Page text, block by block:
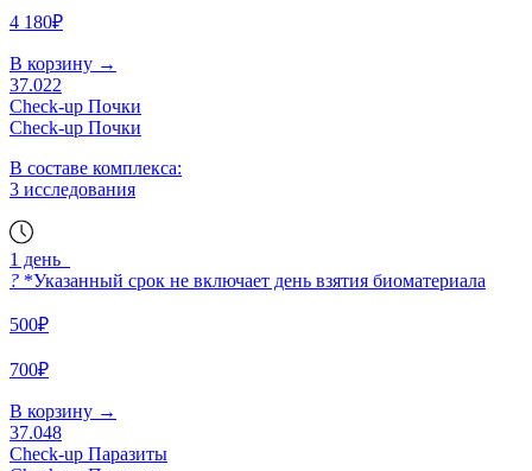
4 180₽
В корзину →
37.022
Check-up Почки
Check-up Почки
В составе комплекса:
3 исследования
1 день
? *Указанный срок не включает день взятия биоматериала
500₽
700₽
В корзину →
37.048
Check-up Паразиты